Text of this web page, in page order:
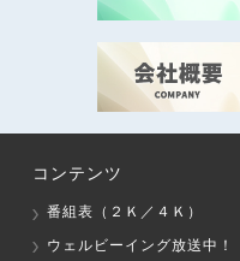
コンテンツ
番組表（２Ｋ／４Ｋ）
ウェルビーイング放送中！